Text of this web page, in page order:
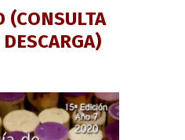
(CONSULTA